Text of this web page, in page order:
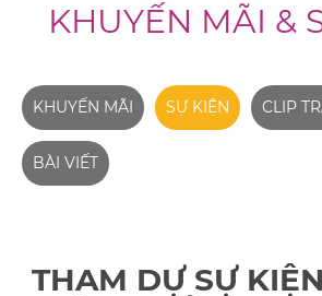
KHUYẾN MÃI &
KHUYẾN MÃI SỰ KIỆN CLIP
BÀI VIẾT
THAM DỰ SỰ